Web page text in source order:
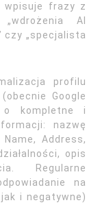
wpisuje frazy z
AI
czy „specjalista
profilu
Google
o kompletne i
nazwę
Address,
opis
Regularne
na
i negatywne)